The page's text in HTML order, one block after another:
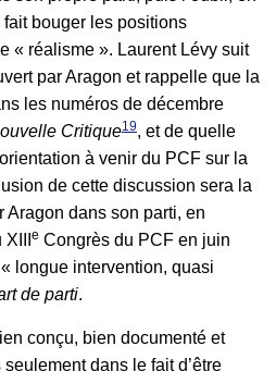
fait bouger les positions
« réalisme ». Laurent Lévy suit
par Aragon et rappelle que la
les numéros de décembre
Critique19, et de quelle
à venir du PCF sur la
de cette discussion sera la
Aragon dans son parti, en
e Congrès du PCF en juin
longue intervention, quasi
de parti.
conçu, bien documenté et
dans le fait d’être